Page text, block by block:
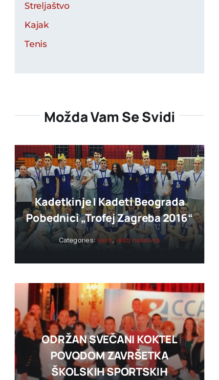
Streljaštvo
Kajak
Tenis
Možda Vam Se Svidi
Kadetkinje I Kadeti Beograda
Pobednici „trofej Zagreba 2016“
Categories:Vesti,Vesti naslovna
ODRŽAN SVEČANI KOKTEL
POVODOM ZAVRŠETKA
ŠKOLSKIH SPORTSKIH